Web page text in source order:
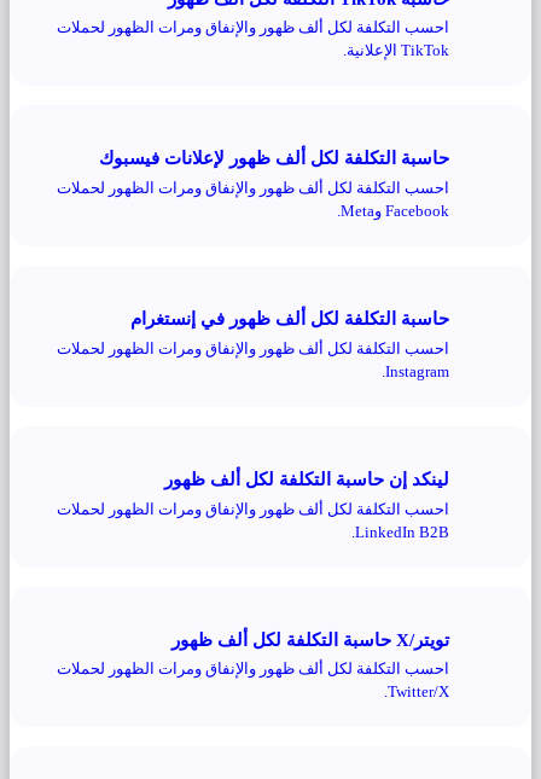
احسب التكلفة لكل ألف ظهور والإنفاق ومرات الظهور لحملات
TikTok الإعلانية.
حاسبة التكلفة لكل ألف ظهور لإعلانات فيسبوك
احسب التكلفة لكل ألف ظهور والإنفاق ومرات الظهور لحملات
Facebook وMeta.
حاسبة التكلفة لكل ألف ظهور في إنستغرام
احسب التكلفة لكل ألف ظهور والإنفاق ومرات الظهور لحملات
Instagram.
لينكد إن حاسبة التكلفة لكل ألف ظهور
احسب التكلفة لكل ألف ظهور والإنفاق ومرات الظهور لحملات
LinkedIn B2B.
تويتر/X حاسبة التكلفة لكل ألف ظهور
احسب التكلفة لكل ألف ظهور والإنفاق ومرات الظهور لحملات
Twitter/X.